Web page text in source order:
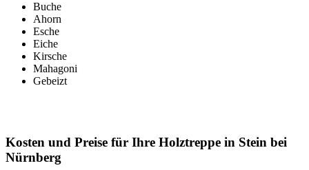
Buche
Ahorn
Esche
Eiche
Kirsche
Mahagoni
Gebeizt
Kosten und Preise für Ihre Holztreppe in Stein bei
Nürnberg